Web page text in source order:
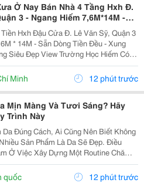
Ở Nay Bán Nhà 4 Tầng Hxh Đ.
3 - Ngang Hiếm 7,6M*14M -
Thuê Khoán 30Tr/Th - Xung
Cao Tầng
Hxh Đậu Cửa Đ. Lê Văn Sỹ, Quận 3
* 14M - Sẵn Dòng Tiền Đều - Xung
Siêu Đẹp View Trường Học Hiếm Có -
- Kết Cấu: 4 Tầng Btct - Hxh 6M
Sa - Khu Vực Tập Trung Nhà Cao...
Minh 12 phút trước
Mịn Màng Và Tươi Sáng? Hãy
Trình Này
Đúng Cách, Ai Cũng Nên Biết Không
Sản Phẩm Là Da Sẽ Đẹp. Điều
Ở Việc Xây Dựng Một Routine Chăm
Phù Hợp Với Nhu Cầu Làn Da Và
Mỗi Ngày. Khi Bạn Biết Cách Kết Hợp...
quốc 12 phút trước